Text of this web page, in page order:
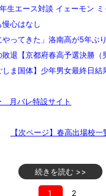
年生エース対談 イェーモン
心はなし
やってきた」洛南高が5年ぶ
退【京都府春高予選決勝（
しま国体】少年男女最終日
月バレ特設サイト
【次ページ】春高出場校一
続きを読む >>
1 2